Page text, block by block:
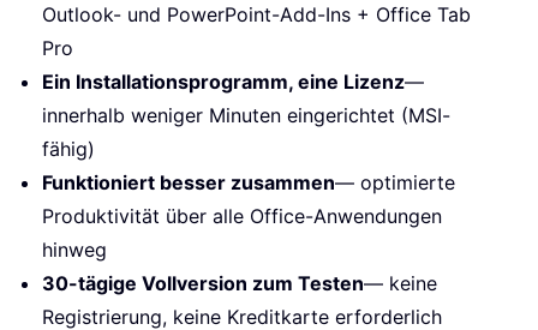
Outlook- und PowerPoint-Add-Ins + Office Tab
Pro
Ein Installationsprogramm, eine Lizenz—
innerhalb weniger Minuten eingerichtet (MSI-
fähig)
Funktioniert besser zusammen— optimierte
Produktivität über alle Office-Anwendungen
hinweg
30-tägige Vollversion zum Testen— keine
Registrierung, keine Kreditkarte erforderlich